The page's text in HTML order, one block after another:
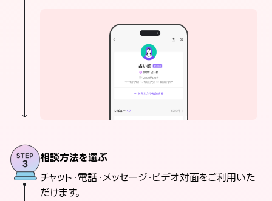
相談方法を選ぶ
チャット・電話・メッセージ・ビデオ対面をご利用いた
だけます。